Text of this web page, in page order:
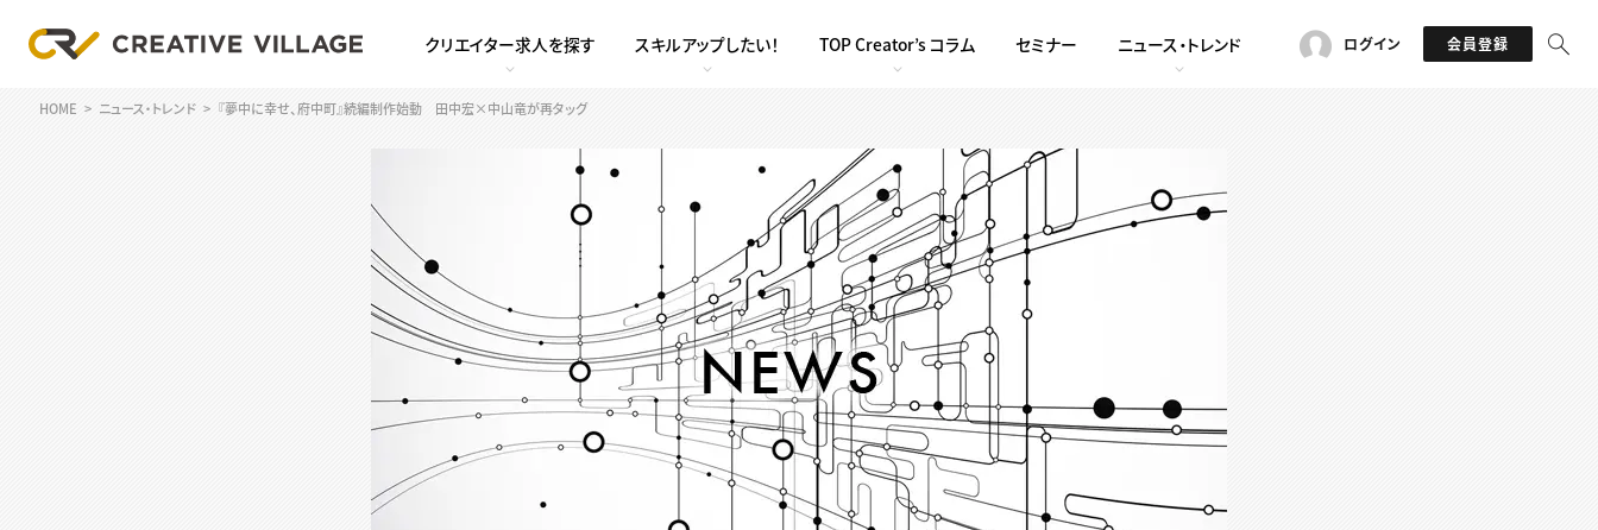
クリエイター求人を探す スキルアップしたい！ TOP Creator’s コラム セミナー ニュース・トレンド ログイン 会員登録
HOME ニュース・トレンド 『夢中に幸せ、府中町』続編制作始動 田中宏×中山竜が再タッグ